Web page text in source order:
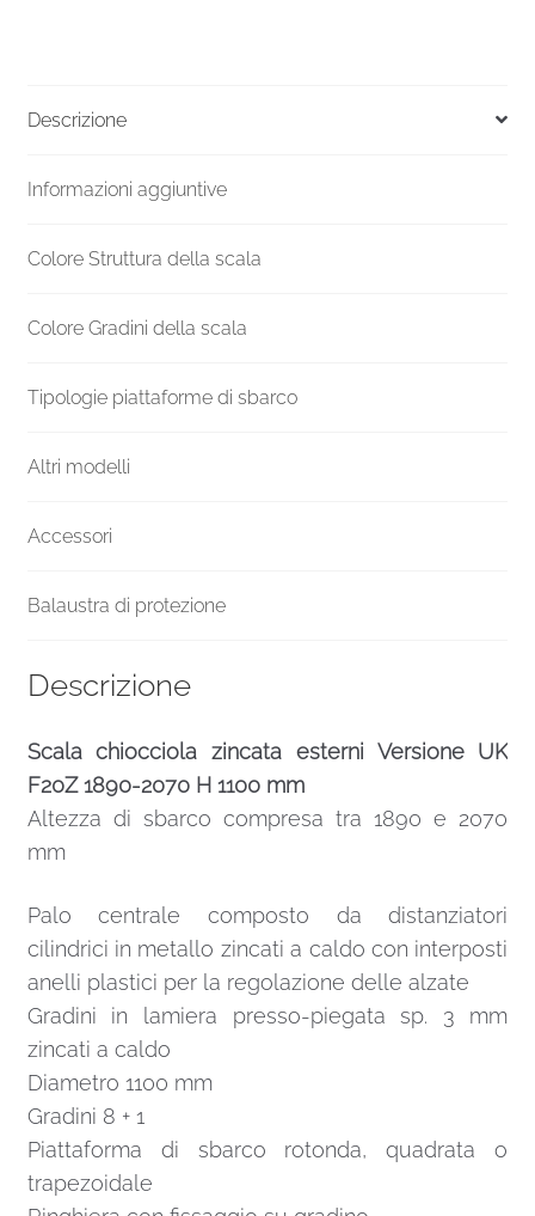
2070
1100
quantità
Descrizione
Informazioni aggiuntive
Colore Struttura della scala
Colore Gradini della scala
Tipologie piattaforme di sbarco
Altri modelli
Accessori
Balaustra di protezione
Descrizione
Scala chiocciola zincata esterni Versione UK
F20Z 1890-2070 H 1100 mm
Altezza di sbarco compresa tra 1890 e 2070
mm
Palo centrale composto da distanziatori
cilindrici in metallo zincati a caldo con interposti
anelli plastici per la regolazione delle alzate
Gradini in lamiera presso-piegata sp. 3 mm
zincati a caldo
Diametro 1100 mm
Gradini 8 + 1
Piattaforma di sbarco rotonda, quadrata o
trapezoidale